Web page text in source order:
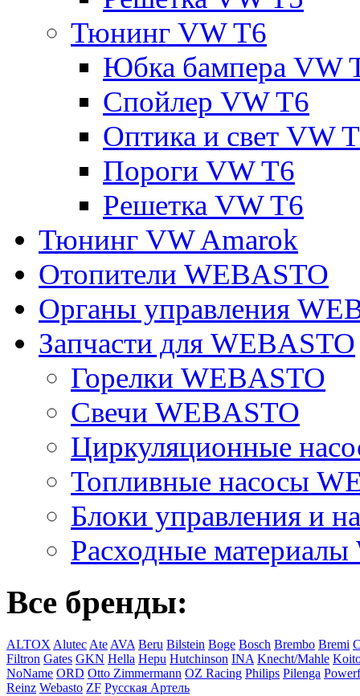
Тюнинг VW T6
Юбка бампера VW
Спойлер VW T6
Оптика и свет VW
Пороги VW T6
Решетка VW T6
Тюнинг VW Amarok
Отопители WEBASTO
Органы управления
Запчасти для WEBASTO
Горелки WEBASTO
Свечи WEBASTO
Циркуляционные
Топливные насосы
Блоки управления и
Расходные
Все бренды:
ALTOX Alutec Ate AVA Beru Bilstein Boge Bosch Brembo Bremi
Filtron Gates GKN Hella Hepu Hutchinson INA Knecht/Mahle
NoName ORD Otto Zimmermann OZ Racing Philips Pilenga
Reinz Webasto ZF Русская Артель